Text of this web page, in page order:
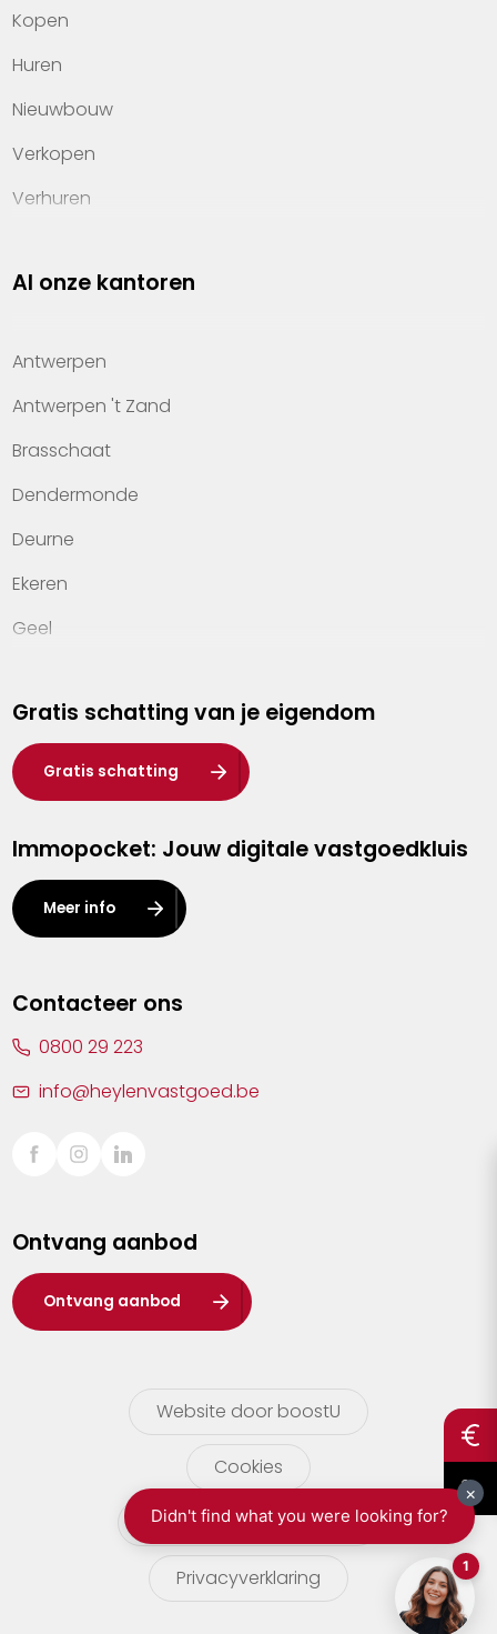
Kopen
Huren
Nieuwbouw
Verkopen
Verhuren
Property management
Kennis van wonen
Kantoren
Veelgestelde vragen
Werken bij Heylen Vastgoed
Contact
Al onze kantoren
Antwerpen
Antwerpen 't Zand
Brasschaat
Dendermonde
Deurne
Ekeren
Geel
Hasselt
Heist-op-den-Berg
Herentals
Kalmthout
Leuven
Lier
Sint-Truiden
Waasland
Wuustwezel
Zoersel
Gratis schatting van je eigendom
Gratis schatting
Immopocket: Jouw digitale vastgoedkluis
Meer info
Contacteer ons
0800 29 223
info@heylenvastgoed.be
Ontvang aanbod
Ontvang aanbod
Website door boostU
Cookies
gebruikersvoorwaarden
Privacyverklaring